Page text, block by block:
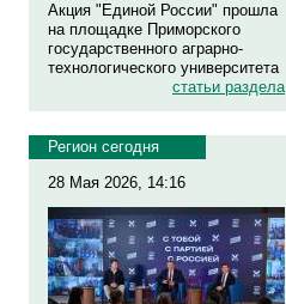
Акция "Единой России" прошла
на площадке Приморского
государственного аграрно-
технологического университета
статьи раздела
Регион сегодня
28 Мая 2026, 14:16